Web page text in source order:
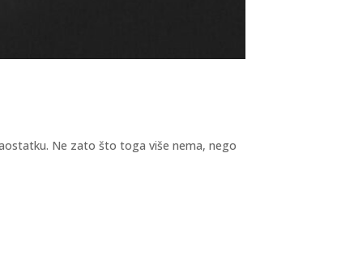
Ne zato što toga više nema, nego